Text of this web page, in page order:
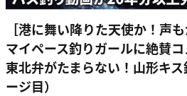
［港に舞い降りた天使か！声
マイペース釣りガールに絶賛
東北弁がたまらない！山形キ
ージ目）